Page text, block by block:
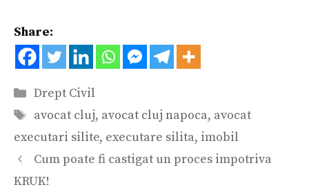
Share:
Categorii
Drept Civil
Etichete
avocat cluj, avocat cluj napoca, avocat
executari silite, executare silita, imobil
Cum poate fi castigat un proces impotriva
KRUK!